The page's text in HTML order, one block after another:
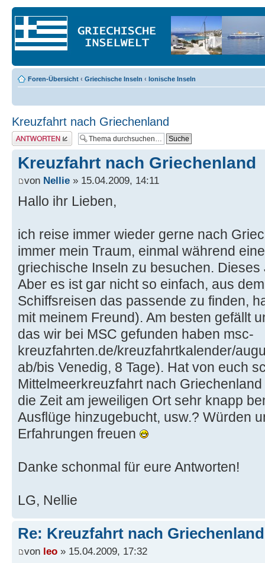
Foren-Übersicht ‹ Griechische Inseln ‹ Ionische Inseln
Kreuzfahrt nach Griechenland
Antwort erstellen
Kreuzfahrt nach Griechenland
von Nellie » 15.04.2009, 14:11
Hallo ihr Lieben,
ich reise immer wieder gerne nach
immer mein Traum, einmal während
griechische Inseln zu besuchen.
Aber es ist gar nicht so einfach, aus
Schiffsreisen das passende zu finden,
mit meinem Freund). Am besten gefällt
das wir bei MSC gefunden haben msc-
kreuzfahrten.de/kreuzfahrtkalender/
ab/bis Venedig, 8 Tage). Hat von euch
Mittelmeerkreuzfahrt nach
die Zeit am jeweiligen Ort sehr knapp
Ausflüge hinzugebucht, usw.? Würden
Erfahrungen freuen
Danke schonmal für eure Antworten!
LG, Nellie
Re: Kreuzfahrt nach Griechenland
von leo » 15.04.2009, 17:32